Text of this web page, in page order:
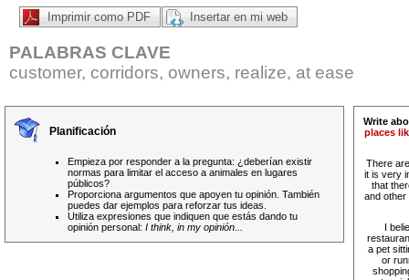
Imprimir como PDF Insertar en mi web
PALABRAS CLAVE
customer, corridors, owners, realize, at ease
Planificación
Empieza por responder a la pregunta: ¿deberían existir
normas para limitar el acceso a animales en lugares
públicos?
Proporciona argumentos que apoyen tu opinión. También
puedes dar ejemplos para reforzar tus ideas.
Utiliza expresiones que indiquen que estás dando tu
opinión personal: I think, in my opinión...
Write
places
There
it is very
that
and other
I
a pet
or